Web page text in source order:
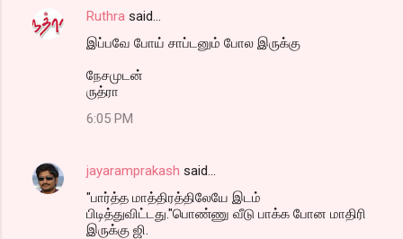
Ruthra said…
இப்பவே போய் சாப்டனும் போல இருக்கு
நேசமுடன்
ருத்ரா
6:05 PM
jayaramprakash said…
"பார்த்த மாத்திரத்திலேயே இடம்
பிடித்துவிட்டது."பொண்ணு வீடு பாக்க போன மாதிரி
இருக்கு ஜி.